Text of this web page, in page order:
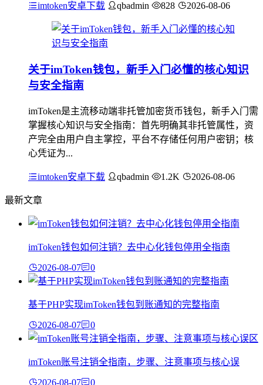
imtoken安卓下载 qbadmin 828 2026-08-06
关于imToken钱包，新手入门必懂的核心知识
与安全指南
imToken是主流移动端非托管加密货币钱包，新手入门需
掌握核心知识与安全指南：首先明确其非托管属性，资
产完全由用户自主掌控，平台不存储任何用户密钥；核
心凭证为...
imtoken安卓下载 qbadmin 1.2K 2026-08-06
最新文章
imToken钱包如何注销？去中心化钱包停用全指南
2026-08-07 0
基于PHP实现imToken钱包到账通知的完整指南
2026-08-07 0
imToken账号注销全指南，步骤、注意事项与核心误
2026-08-07 0